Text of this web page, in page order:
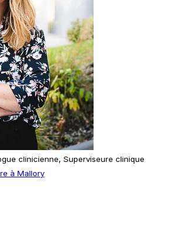
clinicienne, Superviseure clinique
à Mallory